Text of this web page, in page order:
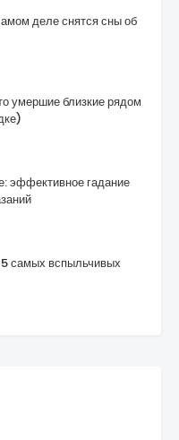
деле снятся сны об
умершие близкие рядом
эффективное гадание
самых вспыльчивых